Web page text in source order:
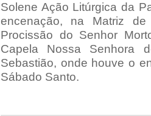
Solene Ação Litúrgica da
encenação, na Matriz
Procissão do Senhor
Capela Nossa Senhora
Sebastião, onde houve o
Sábado Santo.